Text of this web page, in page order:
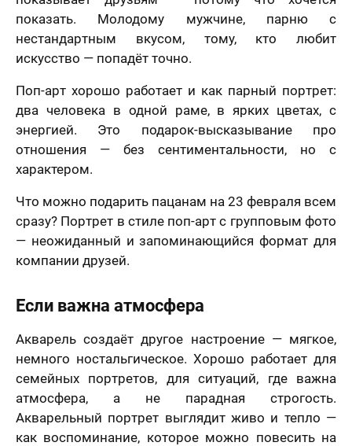
показать. Молодому мужчине, парню с
нестандартным вкусом, тому, кто любит
искусство — попадёт точно.
Поп-арт хорошо работает и как парный портрет:
два человека в одной раме, в ярких цветах, с
энергией. Это подарок-высказывание про
отношения — без сентиментальности, но с
характером.
Что можно подарить пацанам на 23 февраля всем
сразу? Портрет в стиле поп-арт с групповым фото
— неожиданный и запоминающийся формат для
компании друзей.
Если важна атмосфера
Акварель создаёт другое настроение — мягкое,
немного ностальгическое. Хорошо работает для
семейных портретов, для ситуаций, где важна
атмосфера, а не парадная строгость.
Акварельный портрет выглядит живо и тепло —
как воспоминание, которое можно повесить на